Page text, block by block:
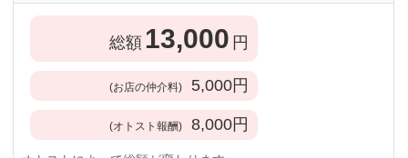
総額 13,000 円
(お店の仲介料) 5,000円
(オトスト報酬) 8,000円